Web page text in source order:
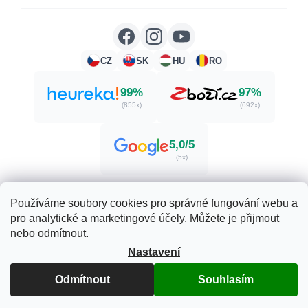
Používáme soubory cookies pro správné fungování webu a
pro analytické a marketingové účely. Můžete je přijmout
nebo odmítnout.
Nastavení
Odmítnout Souhlasím
CZ SK HU RO
99%
(855x)
97%
(692x)
5,0/5
(5x)
Vytvořil Shoptet
Copyright 2026Zdraví. Krása. Příroda.. Všechna práva
vyhrazena.
Upravit nastavení cookies